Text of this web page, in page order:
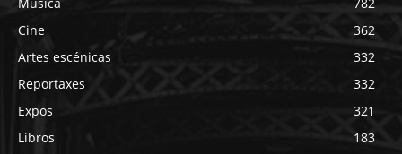
Cine
362
Artes escénicas
332
Reportaxes
332
Expos
321
Libros
183